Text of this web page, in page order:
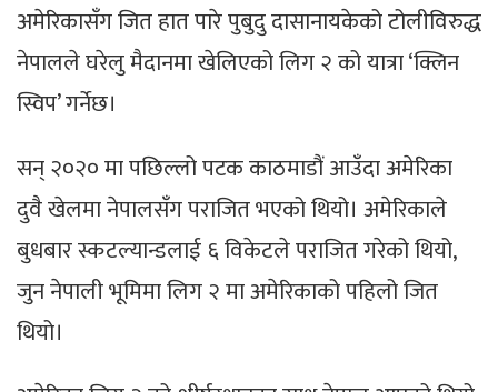
अमेरिकासँग जित हात पारे पुबुदु दासानायकेको टोलीविरुद्ध
नेपालले घरेलु मैदानमा खेलिएको लिग २ को यात्रा ‘क्लिन
स्विप’ गर्नेछ।
सन् २०२० मा पछिल्लो पटक काठमाडौं आउँदा अमेरिका
दुवै खेलमा नेपालसँग पराजित भएको थियो। अमेरिकाले
बुधबार स्कटल्यान्डलाई ६ विकेटले पराजित गरेको थियो,
जुन नेपाली भूमिमा लिग २ मा अमेरिकाको पहिलो जित
थियो।